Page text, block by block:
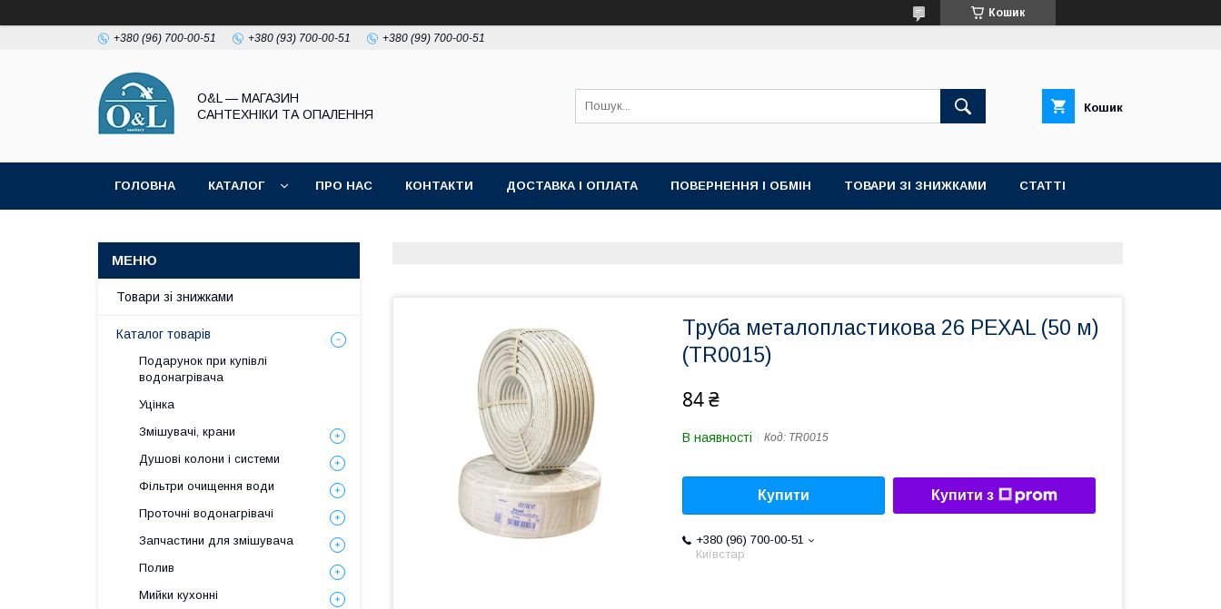
Кошик
+380 (96) 700-00-51 +380 (93) 700-00-51 +380 (99) 700-00-51
O&L — МАГАЗИН
САНТЕХНІКИ ТА ОПАЛЕННЯ
Кошик
ГОЛОВНА КАТАЛОГ ПРО НАС КОНТАКТИ ДОСТАВКА І ОПЛАТА ПОВЕРНЕННЯ І ОБМІН ТОВАРИ ЗІ ЗНИЖКАМИ СТАТТІ
Труба металопластикова 26 PEXAL (50 м)
(TR0015)
84 ₴
В наявності Код: TR0015
Купити Купити з
+380 (96) 700-00-51
Київстар
Товари зі знижками
Каталог товарів
Подарунок при купівлі
водонагрівача
Уцінка
Змішувачі, крани
Душові колони і системи
Фільтри очищення води
Проточні водонагрівачі
Запчастини для змішувача
Полив
Мийки кухонні